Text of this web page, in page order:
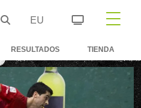
EU
RESULTADOS TIENDA